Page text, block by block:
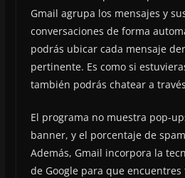
Gmail agrupa los mensajes y
conversaciones de forma
podrás ubicar cada mensaje
pertinente. Es como si
también podrás chatear a
El programa no muestra pop-
banner, y el porcentaje de
Además, Gmail incorpora la
de Google para que